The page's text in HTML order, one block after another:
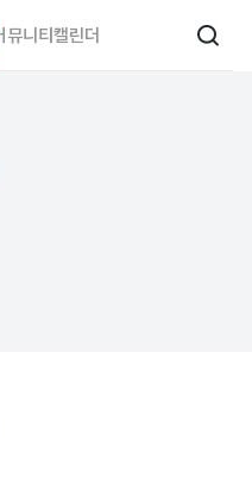
뮤니티캘린더
검